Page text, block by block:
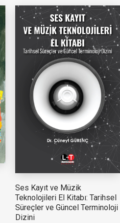
Ses Kayıt ve Müzik
Teknolojileri El Kitabı: Tarihsel
Süreçler ve Güncel Terminoloji
Dizini